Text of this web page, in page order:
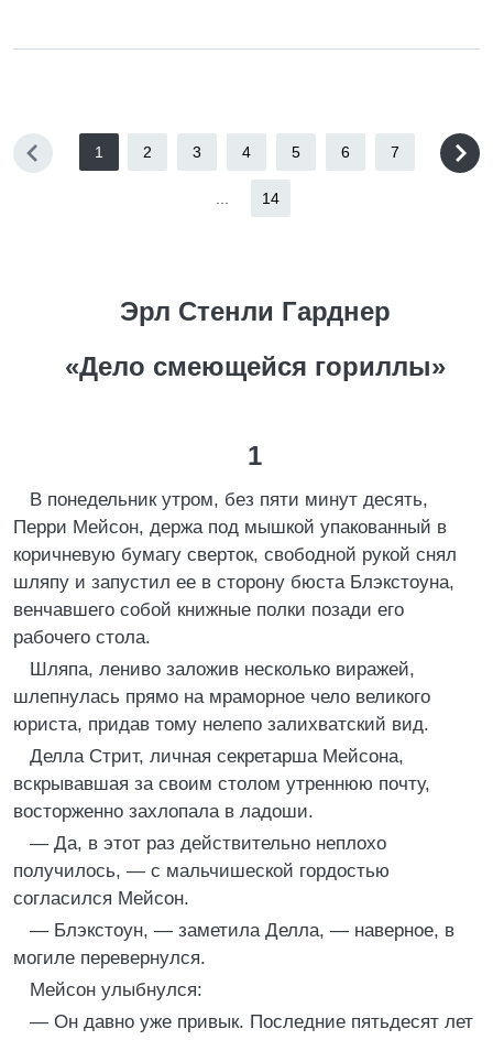
1 2 3 4 5 6 7
14
Эрл Стенли Гарднер
«Дело смеющейся гориллы»
1
В понедельник утром, без пяти минут десять,
Перри Мейсон, держа под мышкой упакованный в
коричневую бумагу сверток, свободной рукой снял
шляпу и запустил ее в сторону бюста Блэкстоуна,
венчавшего собой книжные полки позади его
рабочего стола.
Шляпа, лениво заложив несколько виражей,
шлепнулась прямо на мраморное чело великого
юриста, придав тому нелепо залихватский вид.
Делла Стрит, личная секретарша Мейсона,
вскрывавшая за своим столом утреннюю почту,
восторженно захлопала в ладоши.
— Да, в этот раз действительно неплохо
получилось, — с мальчишеской гордостью
согласился Мейсон.
— Блэкстоун, — заметила Делла, — наверное, в
могиле перевернулся.
Мейсон улыбнулся:
— Он давно уже привык. Последние пятьдесят лет